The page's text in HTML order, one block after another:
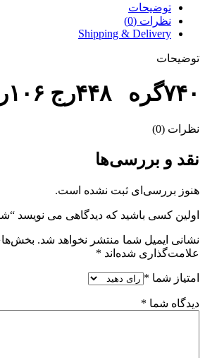
توضیحات
نظرات (0)
Shipping & Delivery
توضیحات
۷۴۰گره ۴۴۸رج ۱۰۶رنگ
نظرات (0)
نقد و بررسی‌ها
هنوز بررسی‌ای ثبت نشده است.
اولین کسی باشید که دیدگاهی می نویسد “شام
نشانی ایمیل شما منتشر نخواهد شد.
علامت‌گذاری شده‌اند *
امتیاز شما *
دیدگاه شما *